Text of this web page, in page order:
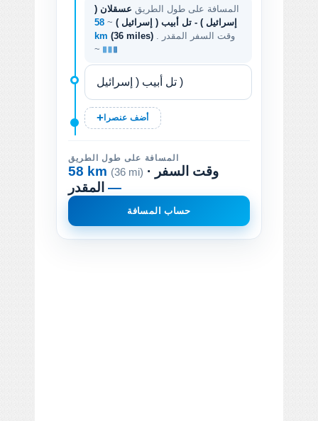
المسافة على طول الطريق عسقلان (
إسرائيل ) - تل أبيب ( إسرائيل ) ~
58
km (36 miles)
~
أضف عنصرا
المسافة على طول الطريق
58 km (36 mi) · وقت السفر
—
حساب المسافة